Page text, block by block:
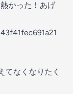
かった！あげ
てなくなりたく